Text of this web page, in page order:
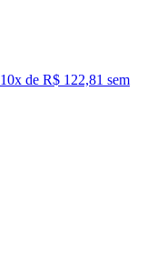
10x de R$ 122,81 sem